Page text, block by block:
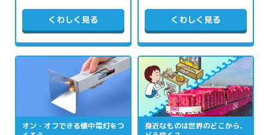
くわしく見る くわしく見る
オン・オフできる懐中電灯をつ
身近なものは世界のどこから、